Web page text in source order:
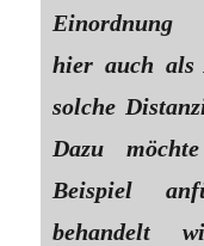
Einordnung
hier auch als
solche
Dazu
Beispiel
behandelt